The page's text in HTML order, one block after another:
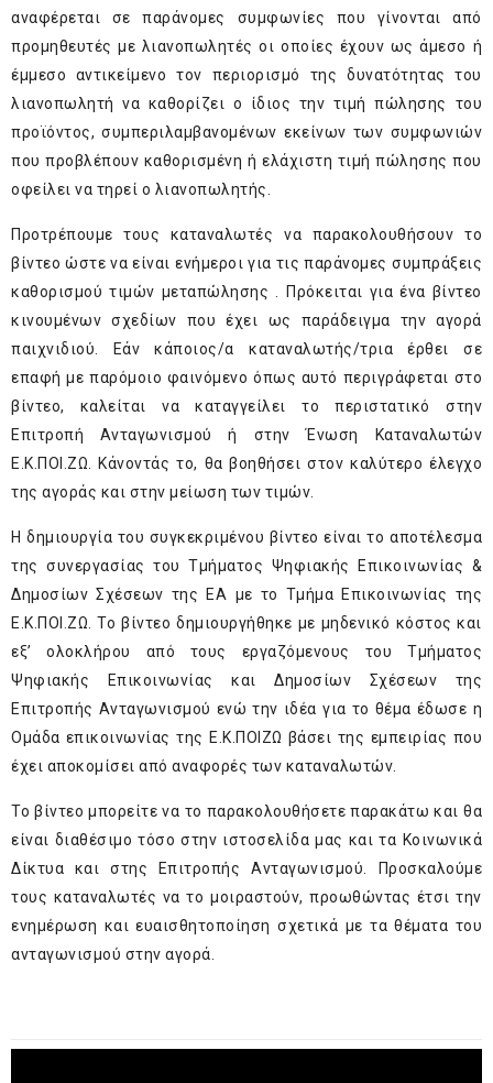
αναφέρεται σε παράνομες συμφωνίες που γίνονται από
προμηθευτές με λιανοπωλητές οι οποίες έχουν ως άμεσο ή
έμμεσο αντικείμενο τον περιορισμό της δυνατότητας του
λιανοπωλητή να καθορίζει ο ίδιος την τιμή πώλησης του
προϊόντος, συμπεριλαμβανομένων εκείνων των συμφωνιών
που προβλέπουν καθορισμένη ή ελάχιστη τιμή πώλησης που
οφείλει να τηρεί ο λιανοπωλητής.
Προτρέπουμε τους καταναλωτές να παρακολουθήσουν το
βίντεο ώστε να είναι ενήμεροι για τις παράνομες συμπράξεις
καθορισμού τιμών μεταπώλησης . Πρόκειται για ένα βίντεο
κινουμένων σχεδίων που έχει ως παράδειγμα την αγορά
παιχνιδιού. Εάν κάποιος/α καταναλωτής/τρια έρθει σε
επαφή με παρόμοιο φαινόμενο όπως αυτό περιγράφεται στο
βίντεο, καλείται να καταγγείλει το περιστατικό στην
Επιτροπή Ανταγωνισμού ή στην Ένωση Καταναλωτών
Ε.Κ.ΠΟΙ.ΖΩ. Κάνοντάς το, θα βοηθήσει στον καλύτερο έλεγχο
της αγοράς και στην μείωση των τιμών.
Η δημιουργία του συγκεκριμένου βίντεο είναι το αποτέλεσμα
της συνεργασίας του Τμήματος Ψηφιακής Επικοινωνίας &
Δημοσίων Σχέσεων της ΕΑ με το Τμήμα Επικοινωνίας της
Ε.Κ.ΠΟΙ.ΖΩ. Το βίντεο δημιουργήθηκε με μηδενικό κόστος και
εξ’ ολοκλήρου από τους εργαζόμενους του Τμήματος
Ψηφιακής Επικοινωνίας και Δημοσίων Σχέσεων της
Επιτροπής Ανταγωνισμού ενώ την ιδέα για το θέμα έδωσε η
Ομάδα επικοινωνίας της Ε.Κ.ΠΟΙΖΩ βάσει της εμπειρίας που
έχει αποκομίσει από αναφορές των καταναλωτών.
Το βίντεο μπορείτε να το παρακολουθήσετε παρακάτω και θα
είναι διαθέσιμο τόσο στην ιστοσελίδα μας και τα Κοινωνικά
Δίκτυα και στης Επιτροπής Ανταγωνισμού. Προσκαλούμε
τους καταναλωτές να το μοιραστούν, προωθώντας έτσι την
ενημέρωση και ευαισθητοποίηση σχετικά με τα θέματα του
ανταγωνισμού στην αγορά.